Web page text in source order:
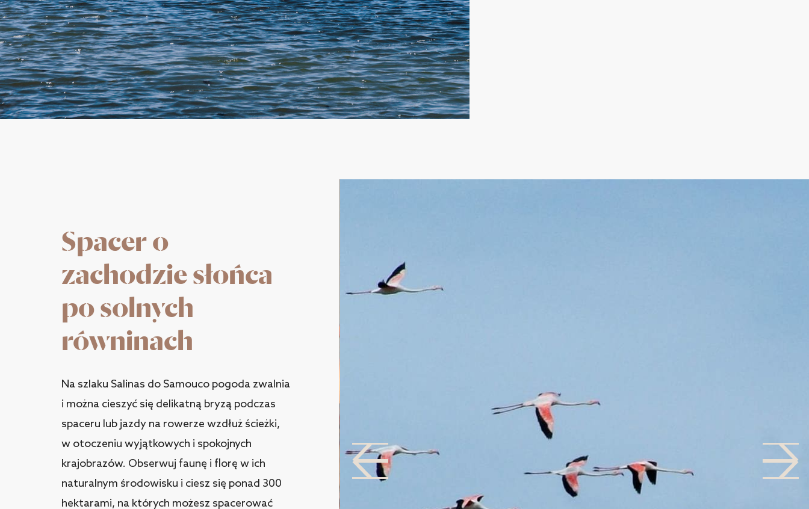
Spacer o
zachodzie słońca
po solnych
równinach
Na szlaku Salinas do Samouco pogoda zwalnia
i można cieszyć się delikatną bryzą podczas
spaceru lub jazdy na rowerze wzdłuż ścieżki,
w otoczeniu wyjątkowych i spokojnych
krajobrazów. Obserwuj faunę i florę w ich
naturalnym środowisku i ciesz się ponad 300
hektarami, na których możesz spacerować